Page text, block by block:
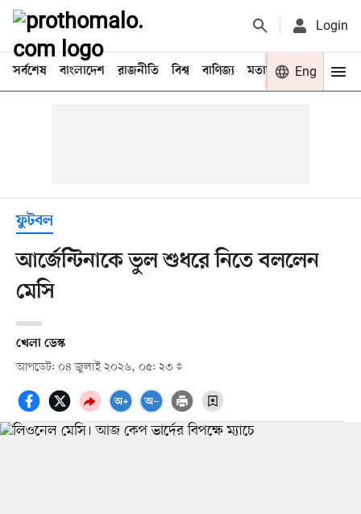
Login
সর্বশেষ বাংলাদেশ রাজনীতি বিশ্ব বাণিজ্য মতামত খেলা
Eng
ফুটবল
আর্জেন্টিনাকে ভুল শুধরে নিতে বললেন
মেসি
খেলা ডেস্ক
আপডেট: ০৪ জুলাই ২০২৬, ০৫: ২৩